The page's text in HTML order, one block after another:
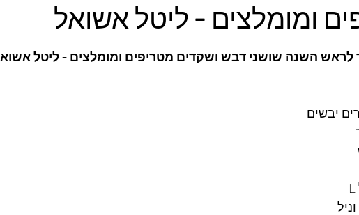
ומומלצים - ליטל אשואל
לראש השנה שושני דבש ושקדים מטריפים ומומלצים - ליטל